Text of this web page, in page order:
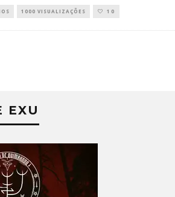
1000 VISUALIZAÇÕES 10
EXU